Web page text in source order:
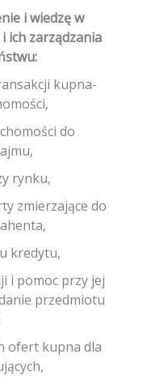
i wiedzę w
ich zarządzania
kupna-
do
rynku,
zmierzające do
kredytu,
i pomoc przy jej
przedmiotu
ofert kupna dla